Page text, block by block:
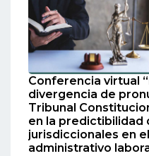
Conferencia virtual
divergencia de
Tribunal
en la predictibilidad
jurisdiccionales en
administrativo